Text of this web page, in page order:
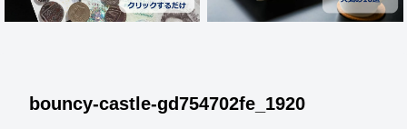
bouncy-castle-gd754702fe_1920